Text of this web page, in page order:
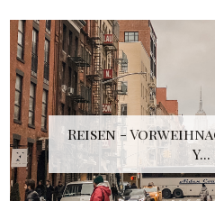
Reisen -
Y...